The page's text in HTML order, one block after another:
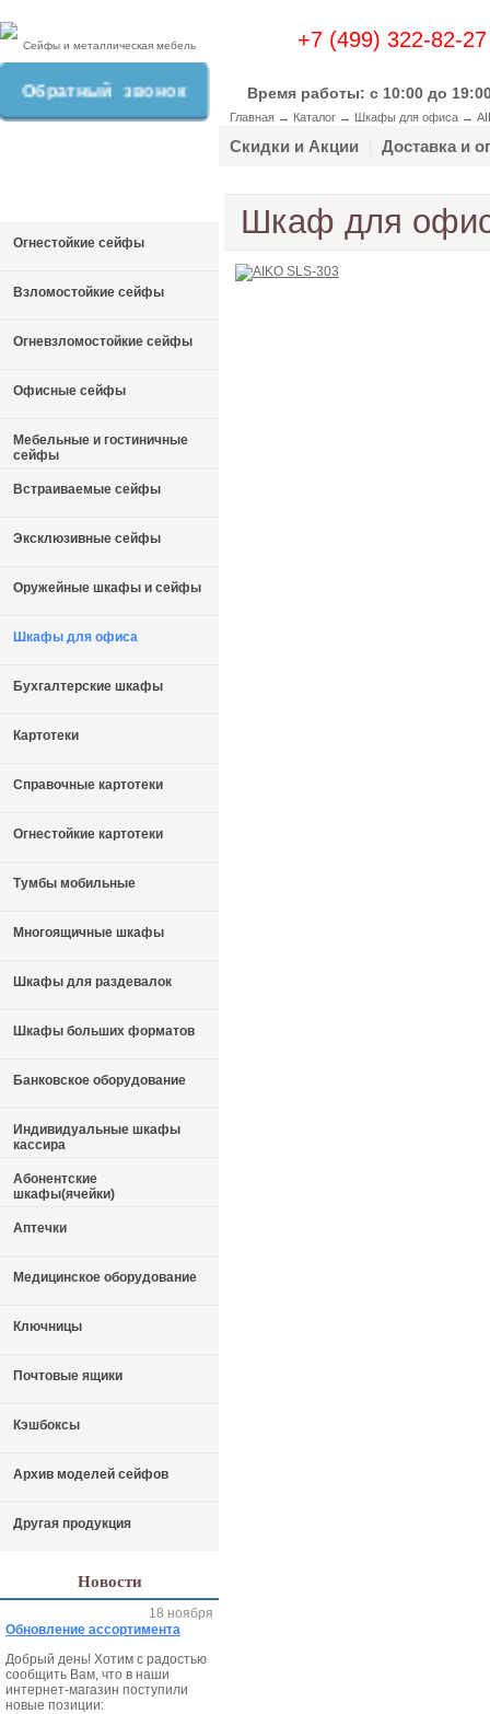
Сейфы и металлическая мебель
Обратный звонок
Скидки и Акции Доставка и
Главная → Каталог → Шкафы для офиса →
Время работы: c 10:00 до
+7 (499) 322-82-27
Огнестойкие сейфы
Взломостойкие сейфы
Огневзломостойкие сейфы
Офисные сейфы
Мебельные и гостиничные
сейфы
Встраиваемые сейфы
Эксклюзивные сейфы
Оружейные шкафы и сейфы
Шкафы для офиса
Бухгалтерские шкафы
Картотеки
Справочные картотеки
Огнестойкие картотеки
Тумбы мобильные
Многоящичные шкафы
Шкафы для раздевалок
Шкафы больших форматов
Банковское оборудование
Индивидуальные шкафы
кассира
Абонентские
шкафы(ячейки)
Аптечки
Медицинское оборудование
Ключницы
Почтовые ящики
Кэшбоксы
Архив моделей сейфов
Другая продукция
Новости
Обновление ассортимента
18 ноября
Добрый день! Хотим с радостью
сообщить Вам, что в наши
интернет-магазин поступили
новые позиции:
Шкаф для